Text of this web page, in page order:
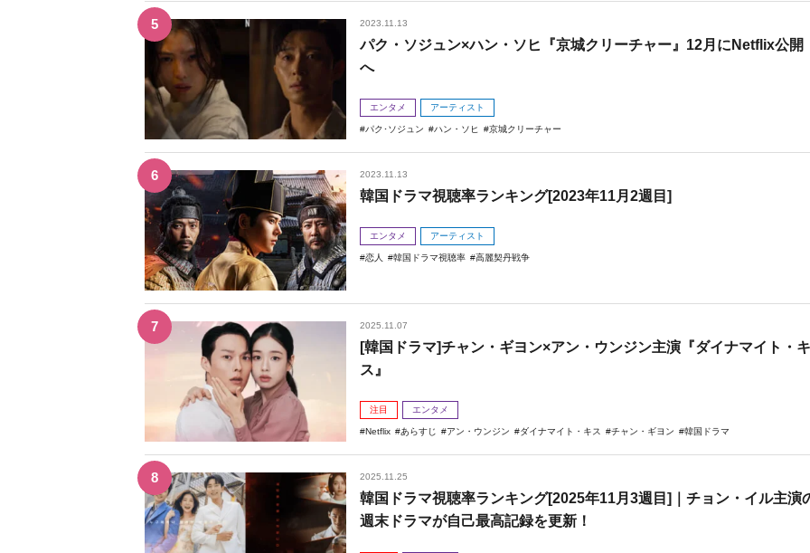
2023.11.13
パク・ソジュン×ハン・ソヒ『京城クリーチャー』12月にNetflix公開
へ
エンタメ アーティスト
パク･ソジュン ハン・ソヒ 京城クリーチャー
2023.11.13
韓国ドラマ視聴率ランキング[2023年11月2週目]
エンタメ アーティスト
恋人 韓国ドラマ視聴率 高麗契丹戦争
2025.11.07
[韓国ドラマ]チャン・ギヨン×アン・ウンジン主演『ダイナマイト・キ
ス』
注目 エンタメ
Netflix あらすじ アン・ウンジン ダイナマイト・キス チャン・ギヨン 韓国ドラマ
2025.11.25
韓国ドラマ視聴率ランキング[2025年11月3週目]｜チョン・イル主演
週末ドラマが自己最高記録を更新！